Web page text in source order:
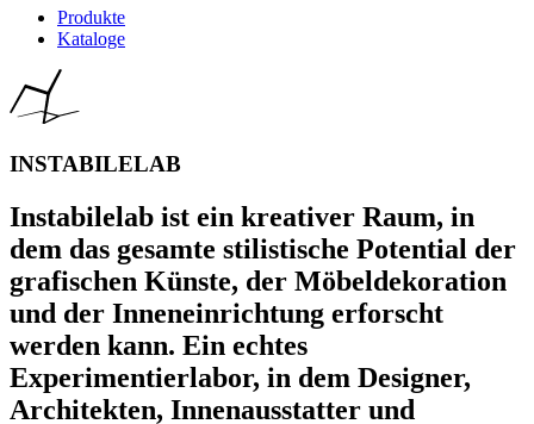
Produkte
Kataloge
INSTABILELAB
Instabilelab ist ein kreativer Raum, in
dem das gesamte stilistische Potential der
grafischen Künste, der Möbeldekoration
und der Inneneinrichtung erforscht
werden kann. Ein echtes
Experimentierlabor, in dem Designer,
Architekten, Innenausstatter und